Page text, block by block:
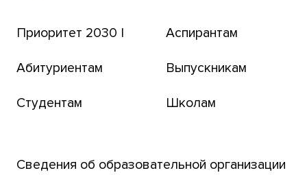
Томский региональный центр коллективного
Транссибирский научный путь
Парк социогуманитарных технологий ТГУ
Приоритет 2030 |
Абитуриентам
Студентам
Аспирантам
Выпускникам
Школам
Сведения об образовательной организации